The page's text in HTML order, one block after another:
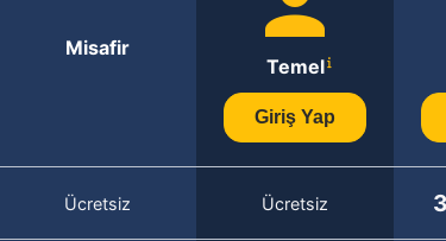
Misafir
Temel
Giriş Yap
Ücretsiz Ücretsiz